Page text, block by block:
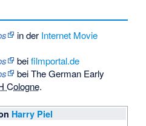
in der Internet Movie
beifilmportal.de
bei The German Early
Cologne.
Harry Piel